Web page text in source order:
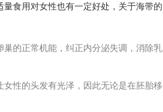
食用对女性也有一定好处，关于海带的
的正常机能，纠正内分泌失调，消除乳
性的头发有光泽，因此无论是在胚胎移